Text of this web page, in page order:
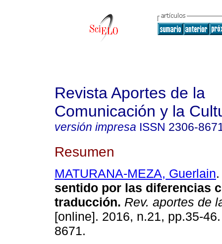
Revista Aportes de la
Comunicación y la
versión impresa ISSN 2306-
Resumen
MATURANA-MEZA, Guerlain.
sentido por las diferencias
traducción. Rev. aportes de
[online]. 2016, n.21, pp.35-
8671.